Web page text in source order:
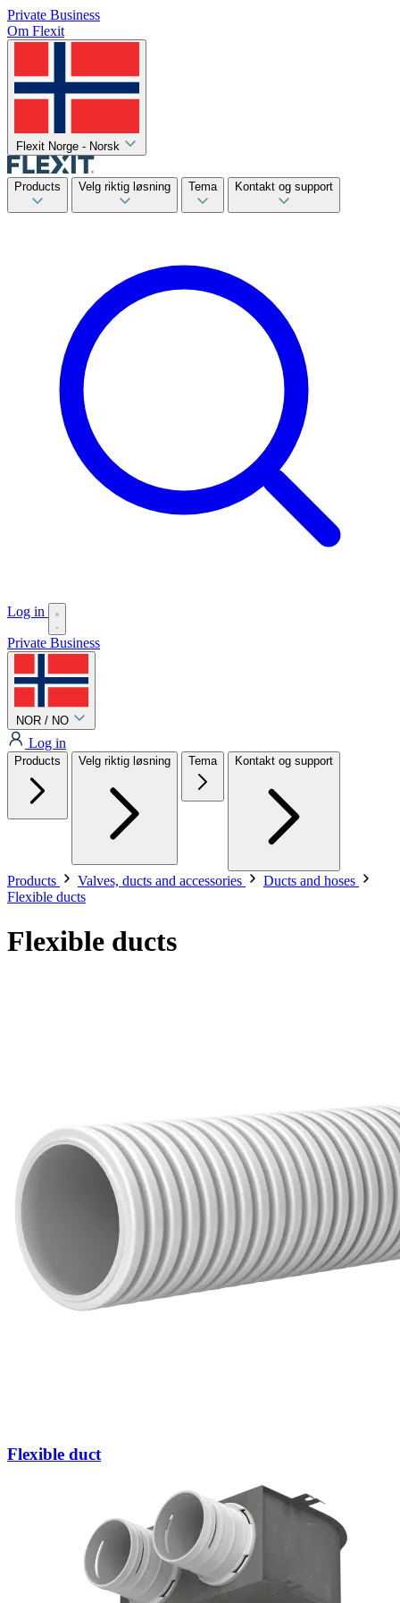
Private Business
Om Flexit
Flexit Norge - Norsk
Products Velg riktig løsning Tema Kontakt og support
Log in
Private Business
NOR / NO
Log in
Products Velg riktig løsning Tema Kontakt og support
Products Valves, ducts and accessories
Ducts and hoses
Flexible ducts
Flexible ducts
Flexible duct